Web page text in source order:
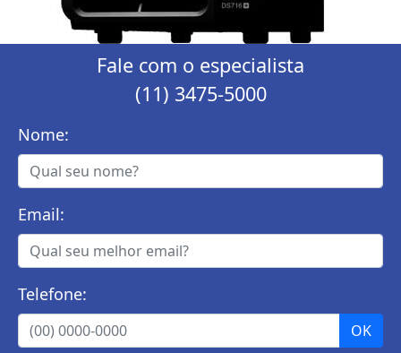
Fale com o especialista
(11) 3475-5000
Nome:
Email:
Telefone: